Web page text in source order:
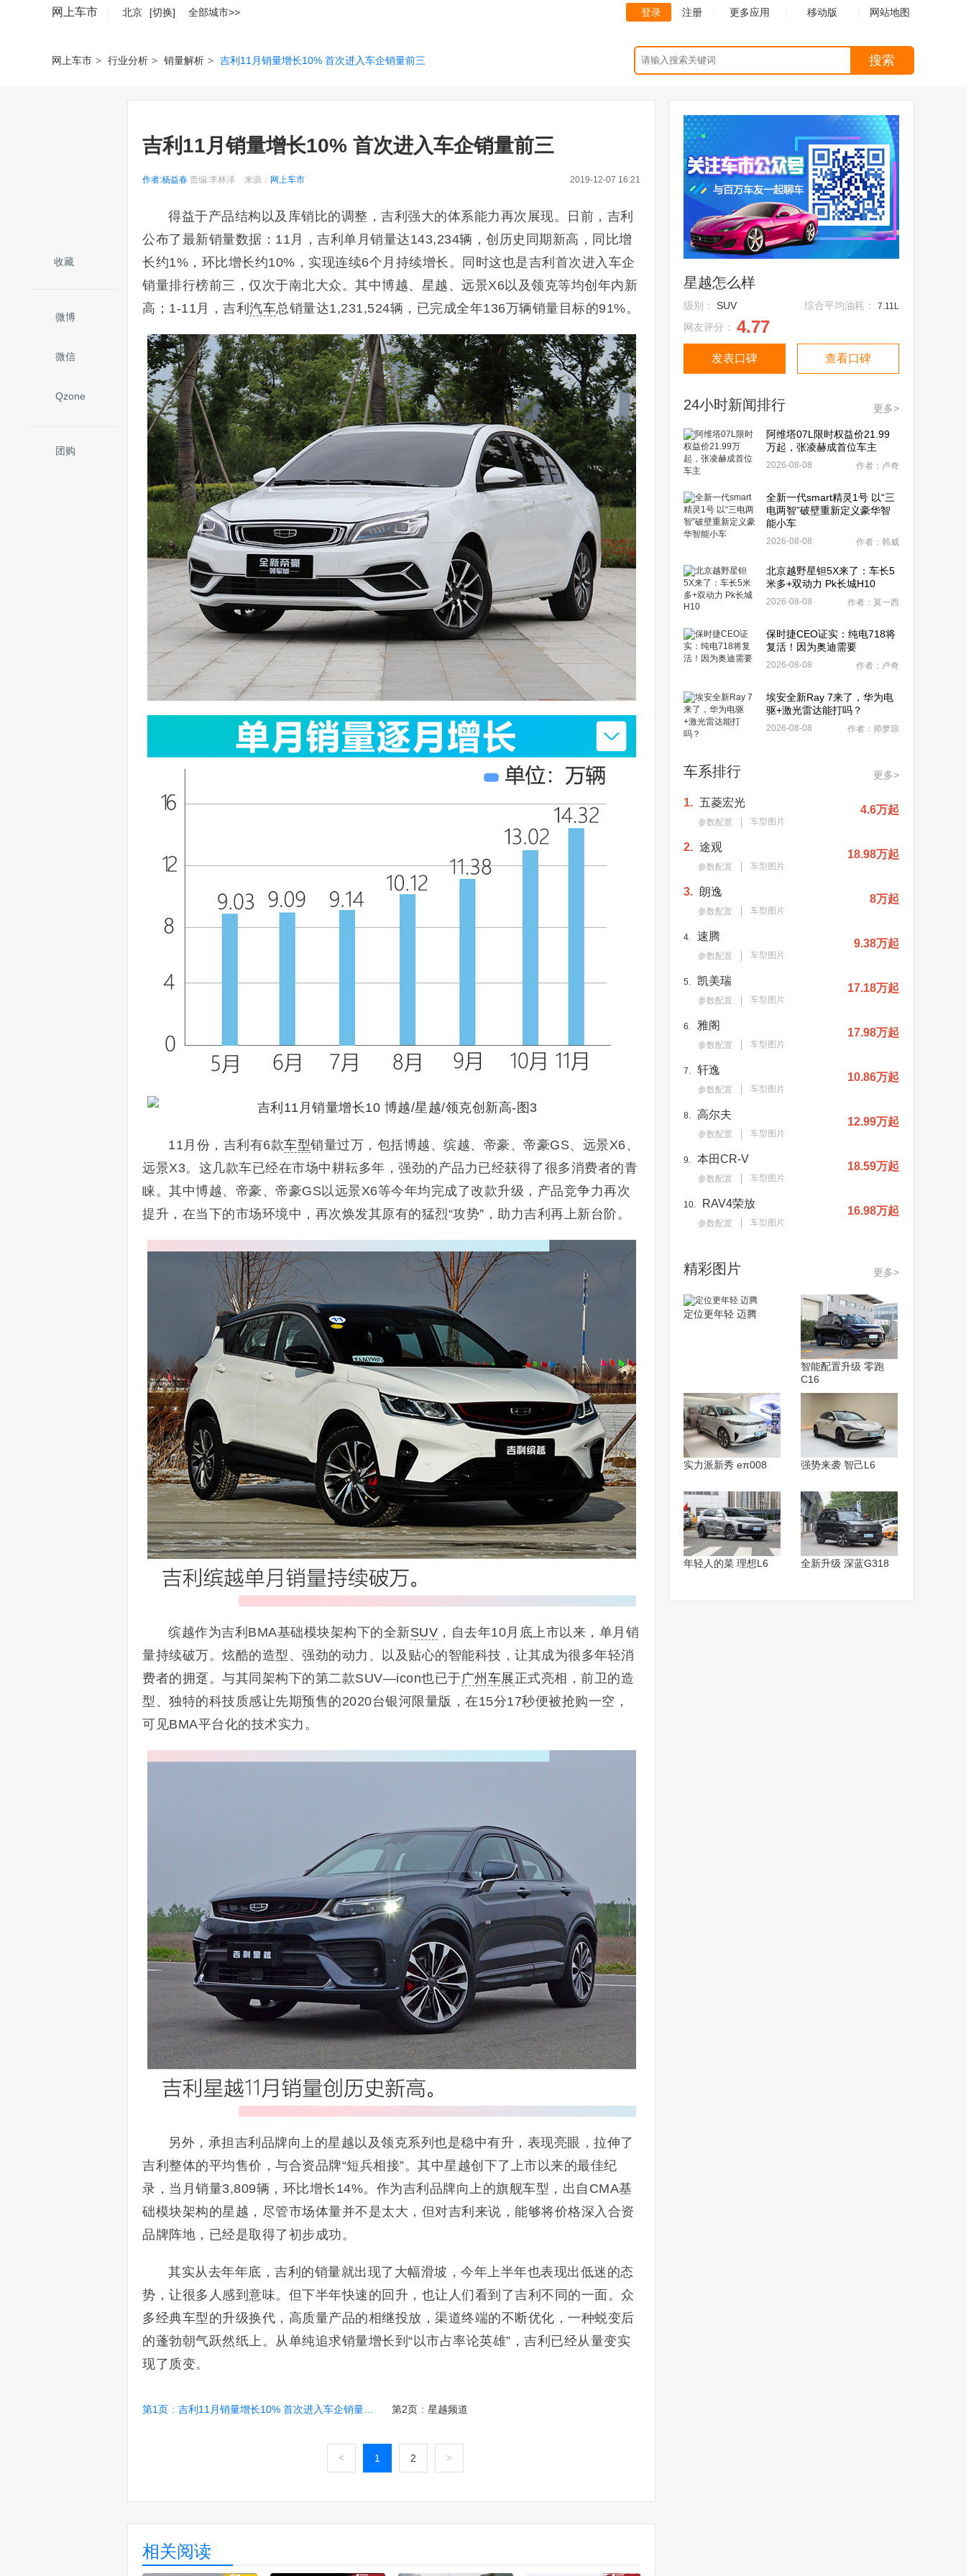
网上车市 北京 [切换] 全部城市>> 登录 注册 更多应用 移动版 网站地图
网上车市 > 行业分析 > 销量解析 > 吉利11月销量增长10% 首次进入车企销量前三 搜索
收藏
微博
微信
Qzone
团购
吉利11月销量增长10% 首次进入车企销量前三
作者:杨益春 责编:李林泽 来源： 网上车市 2019-12-07 16:21
得益于产品结构以及库销比的调整，吉利强大的体系能力再次展现。日前，吉利
公布了最新销量数据：11月，吉利单月销量达143,234辆，创历史同期新高，同比增
长约1%，环比增长约10%，实现连续6个月持续增长。同时这也是吉利首次进入车企
销量排行榜前三，仅次于南北大众。其中博越、星越、远景X6以及领克等均创年内新
高；1-11月，吉利 汽车总销量达1,231,524辆，已完成全年136万辆销量目标的91%。
11月份，吉利有6款车型销量过万，包括博越、缤越、帝豪、帝豪GS、远景X6、
远景X3。这几款车已经在市场中耕耘多年，强劲的产品力已经获得了很多消费者的青
睐。其中博越、帝豪、帝豪GS以远景X6等今年均完成了改款升级，产品竞争力再次
提升，在当下的市场环境中，再次焕发其原有的猛烈“攻势”，助力吉利再上新台阶。
缤越作为吉利BMA基础模块架构下的全新SUV ，自去年10月底上市以来，单月销
量持续破万。炫酷的造型、强劲的动力、以及贴心的智能科技，让其成为很多年轻消
费者的拥趸。与其同架构下的第二款SUV—icon也已于广州车展正式亮相，前卫的造
型、独特的科技质感让先期预售的2020台银河限量版，在15分17秒便被抢购一空，
可见BMA平台化的技术实力。
另外，承担吉利品牌向上的星越以及领克系列也是稳中有升，表现亮眼，拉伸了
吉利整体的平均售价，与合资品牌“短兵相接”。其中星越创下了上市以来的最佳纪
录，当月销量3,809辆，环比增长14%。作为吉利品牌向上的旗舰车型，出自CMA基
础模块架构的星越，尽管市场体量并不是太大，但对吉利来说，能够将价格深入合资
品牌阵地，已经是取得了初步成功。
其实从去年年底，吉利的销量就出现了大幅滑坡，今年上半年也表现出低迷的态
势，让很多人感到意味。但下半年快速的回升，也让人们看到了吉利不同的一面。众
多经典车型的升级换代，高质量产品的相继投放，渠道终端的不断优化，一种蜕变后
的蓬勃朝气跃然纸上。从单纯追求销量增长到“以市占率论英雄”，吉利已经从量变实
现了质变。
第1页 : 吉利11月销量增长10% 首次进入车企销量前三 第2页 : 星越频道
< 1 2 >
相关阅读
星越怎么样
级别： SUV 综合平均油耗： 7.11L
网友评分： 4.77
发表口碑 查看口碑
24小时新闻排行 更多>
阿维塔07L限时权益价21.99
万起，张凌赫成首位车主
2026-08-08 作者：卢奇
全新一代smart精灵1号 以“三
电两智”破壁重新定义豪华智
能小车
2026-08-08 作者：韩威
北京越野星钽5X来了：车长5
米多+双动力 Pk长城H10
2026-08-08 作者：莫一西
保时捷CEO证实：纯电718将
复活！因为奥迪需要
2026-08-08 作者：卢奇
埃安全新Ray 7来了，华为电
驱+激光雷达能打吗？
2026-08-08 作者：师梦琼
车系排行 更多>
1. 五菱宏光
参数配置 车型图片
4.6万起
2. 途观
参数配置 车型图片
18.98万起
3. 朗逸
参数配置 车型图片
8万起
4. 速腾
参数配置 车型图片
9.38万起
5. 凯美瑞
参数配置 车型图片
17.18万起
6. 雅阁
参数配置 车型图片
17.98万起
7. 轩逸
参数配置 车型图片
10.86万起
8. 高尔夫
参数配置 车型图片
12.99万起
9. 本田CR-V
参数配置 车型图片
18.59万起
10. RAV4荣放
参数配置 车型图片
16.98万起
精彩图片 更多>
定位更年轻 迈腾
智能配置升级 零跑
C16
实力派新秀 eπ008 强势来袭 智己L6
年轻人的菜 理想L6 全新升级 深蓝G318